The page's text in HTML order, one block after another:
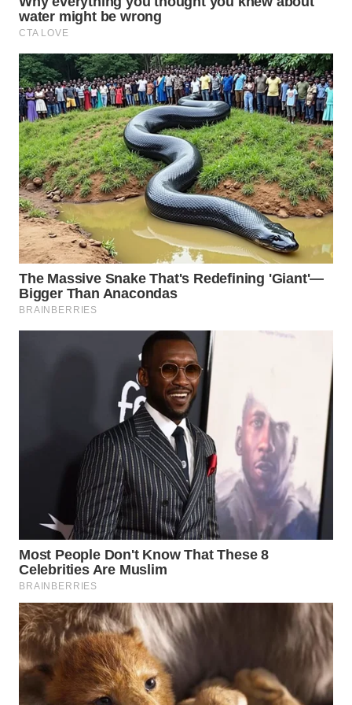
Wahana
Group
WAHANA
NEWS
WAHANA
TANI
WAHANA
ADVOKAT
WAHANA
INFRASTRUKTUR
WAHANA
TV
WAHANANEWS
ID
WAHANANEWS
CO ID
WAHANANEWS
NET